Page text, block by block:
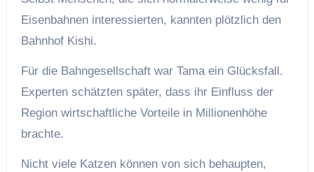
Eisenbahnen interessierten, kannten plötzlich den
Bahnhof Kishi.
Für die Bahngesellschaft war Tama ein Glücksfall.
Experten schätzten später, dass ihr Einfluss der
Region wirtschaftliche Vorteile in Millionenhöhe
brachte.
Nicht viele Katzen können von sich behaupten,